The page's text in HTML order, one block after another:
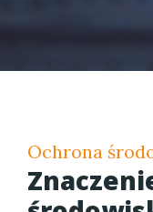
Ochrona